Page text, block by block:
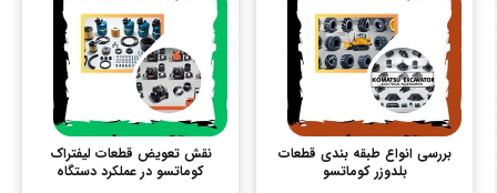
بررسی انواع طبقه بندی قطعات
بلدوزر کوماتسو
نقش تعویض قطعات لیفتراک
کوماتسو در عملکرد دستگاه